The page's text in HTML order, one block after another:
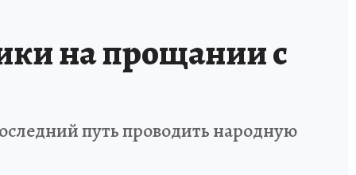
на прощании с
путь проводить народную